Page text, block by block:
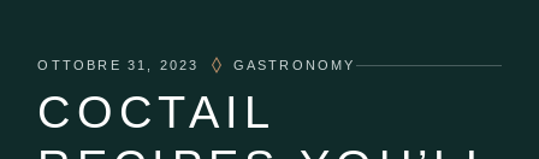
OTTOBRE 31, 2023 GASTRONOMY
COCTAIL